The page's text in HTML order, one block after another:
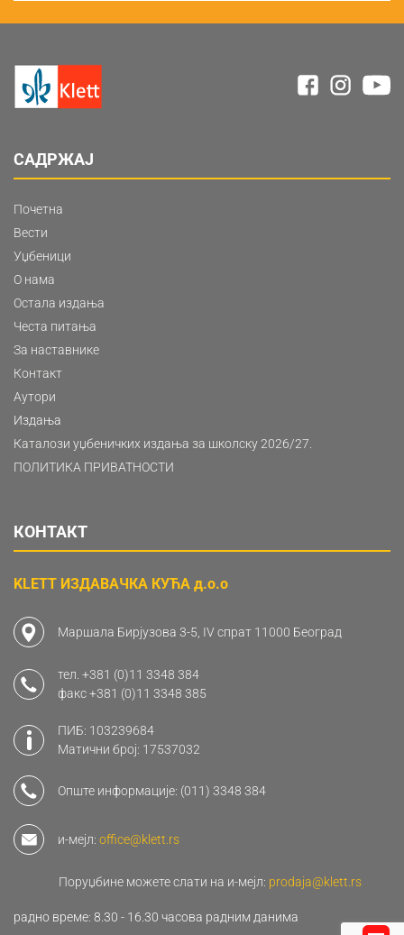
САДРЖАЈ
Почетна
Вести
Уџбеници
О нама
Остала издања
Честа питања
За наставнике
Контакт
Аутори
Издања
Каталози уџбеничких издања за школску 2026/27.
ПОЛИТИКА ПРИВАТНОСТИ
КОНТАКТ
KLETT ИЗДАВАЧКА КУЋА д.о.о
Маршала Бирјузова 3-5, IV спрат 11000 Београд
тел. +381 (0)11 3348 384
факс+381 (0)11 3348 385
ПИБ: 103239684
Матични број: 17537032
Опште информације: (011) 3348 384
и-мејл: office@klett.rs
Поруџбине можете слати на и-мејл: prodaja@klett.rs
радно време: 8.30 - 16.30 часова радним данима